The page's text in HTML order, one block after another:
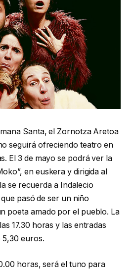
Santa, el Zornotza Aretoa
seguirá ofreciendo teatro en
El 3 de mayo se podrá ver la
en euskera y dirigida al
se recuerda a Indalecio
pasó de ser un niño
poeta amado por el pueblo. La
17.30 horas y las entradas
euros.
horas, será el tuno para